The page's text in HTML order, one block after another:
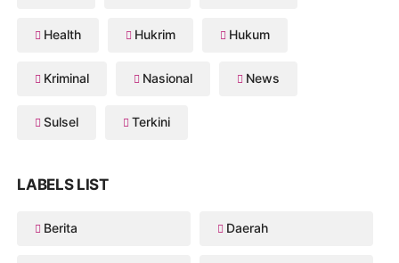
Health Hukrim Hukum
Kriminal Nasional News
Sulsel Terkini
LABELS LIST
Berita Daerah